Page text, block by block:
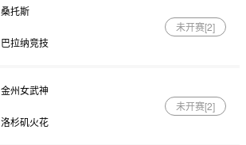
桑托斯
巴拉纳竞技
未开赛[2]
金州女武神
洛杉矶火花
未开赛[2]